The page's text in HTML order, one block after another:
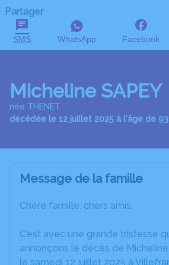
Partager
SMS WhatsApp Facebook
Micheline SAPEY
née THENET
décédée le 12 juillet 2025 à l'âge de 93
Message de la famille
Chère famille, chers amis,
C’est avec une grande tristesse
annonçons le décès de Micheline
le samedi 12 juillet 2025 à